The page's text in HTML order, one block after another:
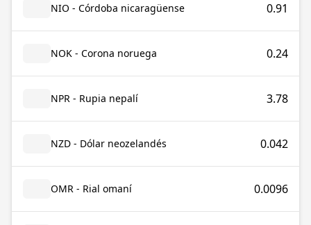
NIO - Córdoba nicaragüense 0.91
NOK - Corona noruega 0.24
NPR - Rupia nepalí 3.78
NZD - Dólar neozelandés 0.042
OMR - Rial omaní 0.0096